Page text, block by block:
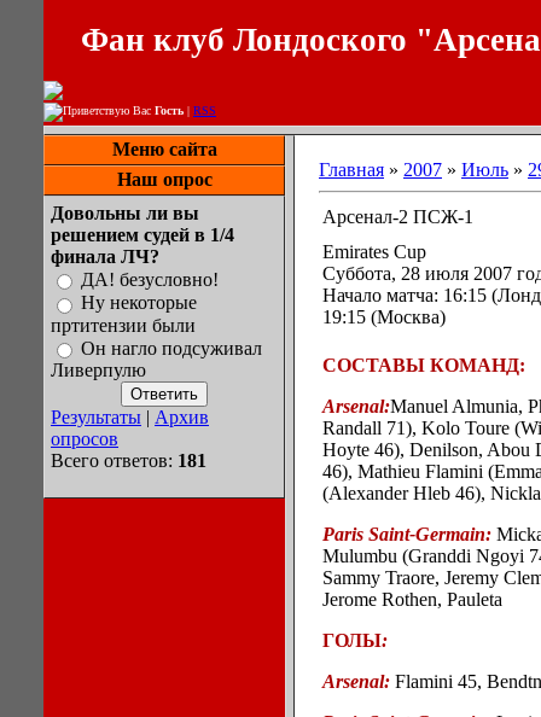
Фан клуб Лондоского
Приветствую Вас Гость | RSS
Меню сайта
Наш опрос
Довольны ли вы
решением судей в 1/4
финала ЛЧ?
ДА! безусловно!
Ну некоторые
пртитензии были
Он нагло подсуживал
Ливерпулю
Результаты | Архив
опросов
Всего ответов: 181
Главная » 2007 » Июль »
Арсенал-2 ПСЖ-1
Emirates Cup
Суббота, 28 июля 2007
Начало матча: 16:15
19:15 (Москва)
СОСТАВЫ КОМАНД:
Arsenal:Manuel Almunia,
Randall 71), Kolo Toure
Hoyte 46), Denilson, Abou
46), Mathieu Flamini
(Alexander Hleb 46),
Paris Saint-Germain:
Mulumbu (Granddi Ngoyi
Sammy Traore, Jeremy
Jerome Rothen, Pauleta
ГОЛЫ:
Arsenal: Flamini 45,